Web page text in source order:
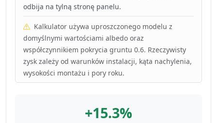
odbija na tylną stronę panelu.
Kalkulator używa uproszczonego modelu z
domyślnymi wartościami albedo oraz
współczynnikiem pokrycia gruntu 0.6. Rzeczywisty
zysk zależy od warunków instalacji, kąta nachylenia,
wysokości montażu i pory roku.
+15.3%